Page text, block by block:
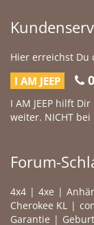
Hier erreichst Du
I AM JEEP
I AM JEEP hilft
weiter. NICHT
Forum-
4x4 4xe
Cherokee KL
Garantie